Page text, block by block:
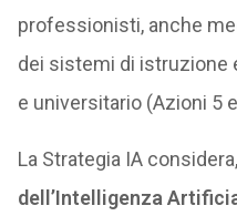
professionisti, anche
dei sistemi di istruzione
e universitario (Azioni 5
La Strategia IA
dell’Intelligenza